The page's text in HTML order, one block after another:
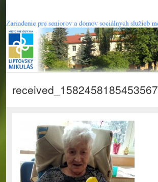
received_1582458185453567